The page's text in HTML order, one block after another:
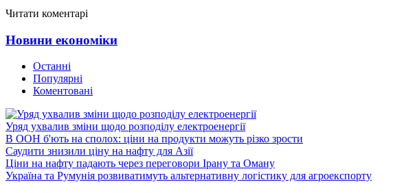
Читати коментарі
Новини економіки
Останні
Популярні
Коментовані
Уряд ухвалив зміни щодо розподілу електроенергії
В ООН б'ють на сполох: ціни на продукти можуть різко зрости
Саудити знизили ціну на нафту для Азії
Ціни на нафту падають через переговори Ірану та Оману
Україна та Румунія розвиватимуть альтернативну логістику для агроекспорту